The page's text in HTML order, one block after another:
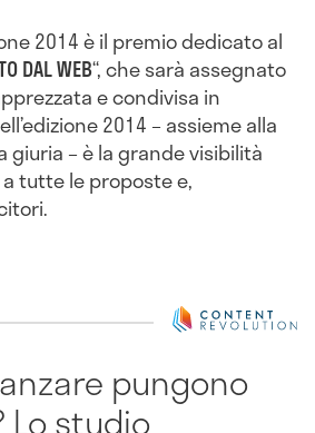
2014 è il premio dedicato al
DAL WEB“, che sarà assegnato
e condivisa in
2014 – assieme alla
giuria – è la grande visibilità
tutte le proposte e,
pungono
Lo studio